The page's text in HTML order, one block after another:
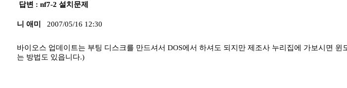
답변 : nf7-2 설치문제
니 애미 2007/05/16 12:30
바이오스 업데이트는 부팅 디스크를 만드셔서 DOS에서 하셔도 되지만 제조사 누리집에 가보시면
는 방법도 있읍니다.)